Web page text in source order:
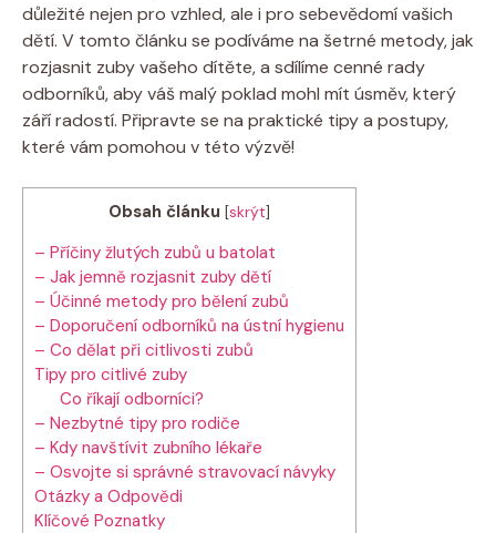
důležité nejen pro vzhled, ale i pro sebevědomí vašich
dětí. V tomto článku se podíváme na šetrné metody, jak
rozjasnit zuby vašeho dítěte, a sdílíme cenné rady
odborníků, aby váš malý poklad mohl mít úsměv, který
září radostí. Připravte se na praktické tipy a postupy,
které vám pomohou v této výzvě!
Obsah článku [skrýt]
– Příčiny žlutých zubů u batolat
– Jak jemně rozjasnit zuby dětí
– Účinné metody pro bělení zubů
– Doporučení odborníků na ústní hygienu
– Co dělat při citlivosti zubů
Tipy pro citlivé zuby
Co říkají odborníci?
– Nezbytné tipy pro rodiče
– Kdy navštívit zubního lékaře
– Osvojte si správné stravovací návyky
Otázky a Odpovědi
Klíčové Poznatky